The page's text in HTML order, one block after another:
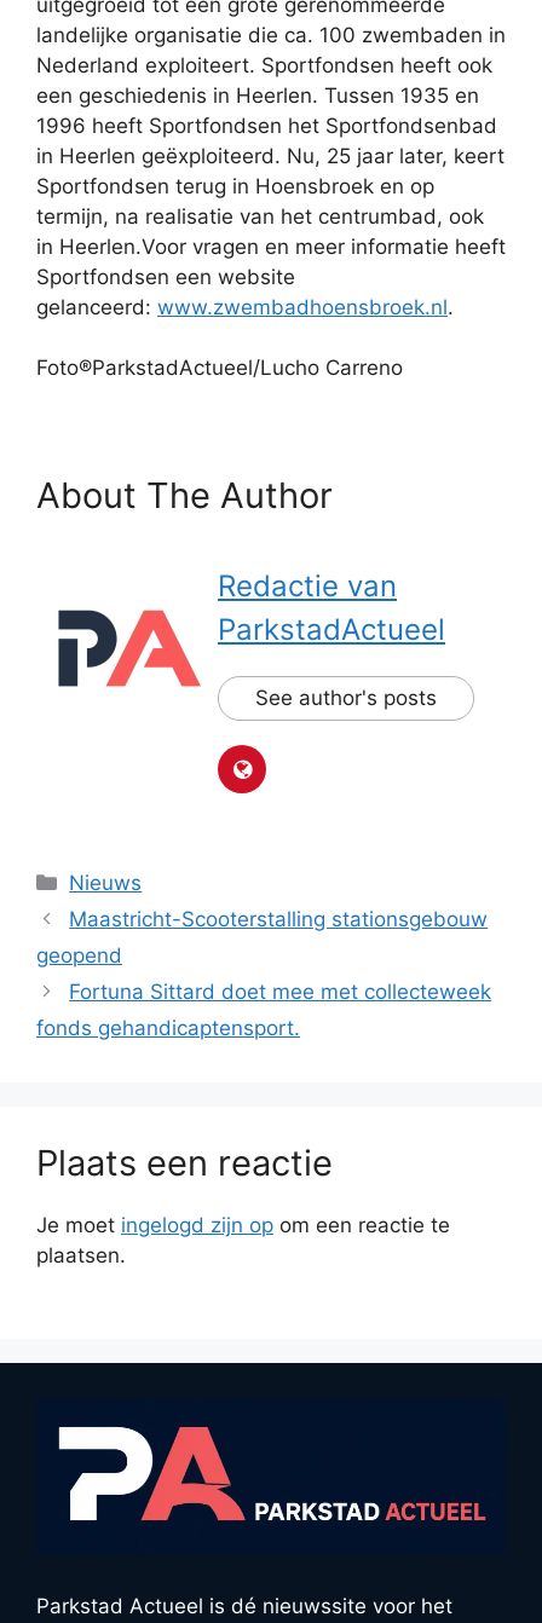
landelijke organisatie die ca. 100 zwembaden in
Nederland exploiteert. Sportfondsen heeft ook
een geschiedenis in Heerlen. Tussen 1935 en
1996 heeft Sportfondsen het Sportfondsenbad
in Heerlen geëxploiteerd. Nu, 25 jaar later, keert
Sportfondsen terug in Hoensbroek en op
termijn, na realisatie van het centrumbad, ook
in Heerlen.Voor vragen en meer informatie heeft
Sportfondsen een website
gelanceerd: www.zwembadhoensbroek.nl.
Foto®ParkstadActueel/Lucho Carreno
About The Author
Redactie van
ParkstadActueel
See author's posts
Categorieën
Nieuws
Maastricht-Scooterstalling stationsgebouw
geopend
Fortuna Sittard doet mee met collecteweek
fonds gehandicaptensport.
Plaats een reactie
Je moet ingelogd zijn op om een reactie te
plaatsen.
Parkstad Actueel is dé nieuwssite voor het